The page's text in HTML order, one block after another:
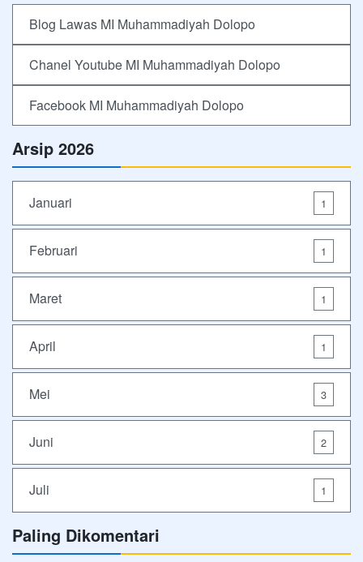
Blog Lawas MI Muhammadiyah Dolopo
Chanel Youtube MI Muhammadiyah Dolopo
Facebook MI Muhammadiyah Dolopo
Arsip 2026
Januari 1
Februari 1
Maret 1
April 1
Mei 3
Juni 2
Juli 1
Paling Dikomentari